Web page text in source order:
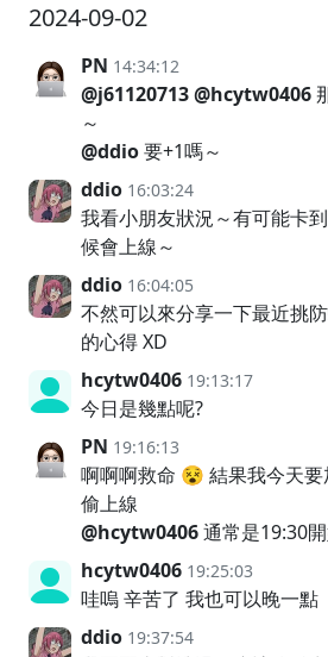
2024-09-02
PN 14:34:12
@j61120713@hcytw0406
～
@ddio要+1嗎～
ddio 16:03:24
我看小朋友狀況～有可能卡
候會上線～
ddio 16:04:05
不然可以來分享一下最近挑
的心得 XD
hcytw0406 19:13:17
今日是幾點呢?
PN 19:16:13
啊啊啊救命 😵 結果我今天
偷上線
@hcytw0406通常是19:30
hcytw0406 19:25:03
哇嗚 辛苦了 我也可以晚一點
ddio 19:37:54